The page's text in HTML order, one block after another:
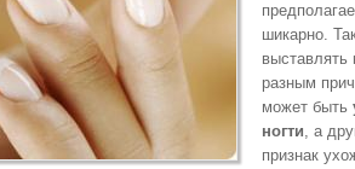
шикарно.
выставлять
разным
может быть
ногти, а
признак